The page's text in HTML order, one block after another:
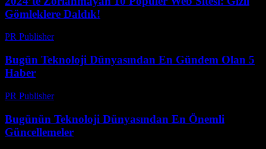
Gömleklere Daldık!
PR Publisher-
Bugün Teknoloji Dünyasından En Gündem Olan 5
Haber
PR Publisher-
Bugünün Teknoloji Dünyasından En Önemli
Güncellemeler